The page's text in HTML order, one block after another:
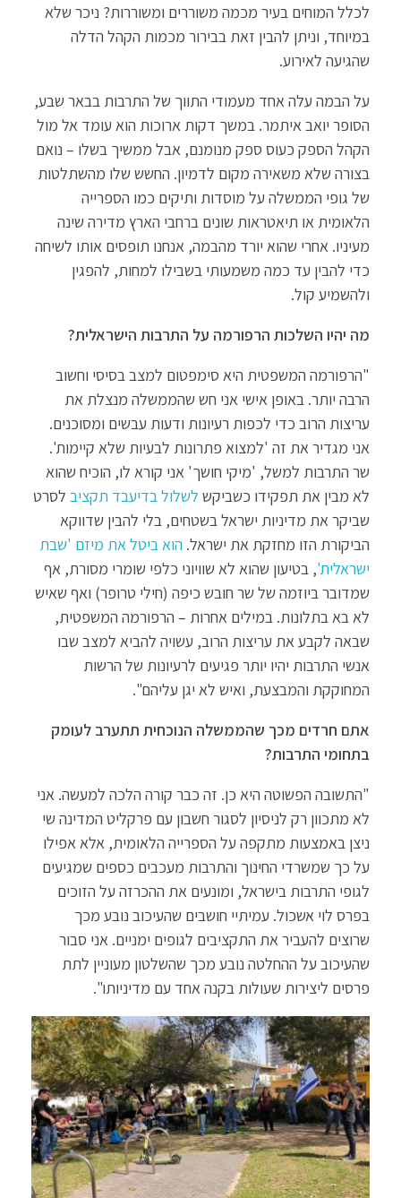
לכלל המוחים בעיר מכמה משוררים ומשוררות? ניכר שלא
במיוחד, וניתן להבין זאת בבירור מכמות הקהל הדלה
שהגיעה לאירוע.
על הבמה עלה אחד מעמודי התווך של התרבות בבאר שבע,
הסופר יואב איתמר. במשך דקות ארוכות הוא עומד אל מול
הקהל הספק כעוס ספק מנומנם, אבל ממשיך בשלו – נואם
בצורה שלא משאירה מקום לדמיון. החשש שלו מהשתלטות
של גופי הממשלה על מוסדות ותיקים כמו הספרייה
הלאומית או תיאטראות שונים ברחבי הארץ מדירה שינה
מעיניו. אחרי שהוא יורד מהבמה, אנחנו תופסים אותו לשיחה
כדי להבין עד כמה משמעותי בשבילו למחות, להפגין
ולהשמיע קול.
מה יהיו השלכות הרפורמה על התרבות הישראלית?
"הרפורמה המשפטית היא סימפטום למצב בסיסי וחשוב
הרבה יותר. באופן אישי אני חש שהממשלה מנצלת את
עריצות הרוב כדי לכפות רעיונות ודעות עבשים ומסוכנים.
אני מגדיר את זה 'למצוא פתרונות לבעיות שלא קיימות'.
שר התרבות למשל, 'מיקי חושך' אני קורא לו, הוכיח שהוא
לא מבין את תפקידו כשביקש לשלול בדיעבד תקציב לסרט
שביקר את מדיניות ישראל בשטחים, בלי להבין שדווקא
הביקורת הזו מחזקת את ישראל. הוא ביטל את מיזם 'שבת
ישראלית', בטיעון שהוא לא שוויוני כלפי שומרי מסורת, אף
שמדובר ביוזמה של שר חובש כיפה (חילי טרופר) ואף שאיש
לא בא בתלונות. במילים אחרות – הרפורמה המשפטית,
שבאה לקבע את עריצות הרוב, עשויה להביא למצב שבו
אנשי התרבות יהיו יותר פגיעים לרעיונות של הרשות
המחוקקת והמבצעת, ואיש לא יגן עליהם".
אתם חרדים מכך שהממשלה הנוכחית תתערב לעומק
בתחומי התרבות?
"התשובה הפשוטה היא כן. זה כבר קורה הלכה למעשה. אני
לא מתכוון רק לניסיון לסגור חשבון עם פרקליט המדינה שי
ניצן באמצעות מתקפה על הספרייה הלאומית, אלא אפילו
על כך שמשרדי החינוך והתרבות מעכבים כספים שמגיעים
לגופי התרבות בישראל, ומונעים את ההכרזה על הזוכים
בפרס לוי אשכול. עמיתיי חושבים שהעיכוב נובע מכך
שרוצים להעביר את התקציבים לגופים ימניים. אני סבור
שהעיכוב על ההחלטה נובע מכך שהשלטון מעוניין לתת
פרסים ליצירות שעולות בקנה אחד עם מדיניותו".